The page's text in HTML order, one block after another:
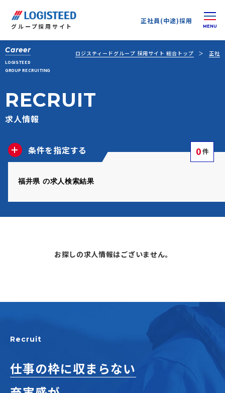
グループ採用サイト
正社員(中途)採用
正社員(中途)採用
SHARE
Career
LOGISTEED
GROUP RECRUITING
ロジスティードグループ 採用サイト 総合トップ 正社
RECRUIT
求人情報
0件
条件を指定する
福井県 の求人検索結果
お探しの求人情報はございません。
Recruit
仕事の枠に収まらない